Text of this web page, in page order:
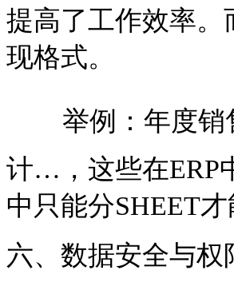
提高了工作效率
现格式。
举例：年度
计…，这些在ERP
中只能分SHEET才
六、数据安全与权